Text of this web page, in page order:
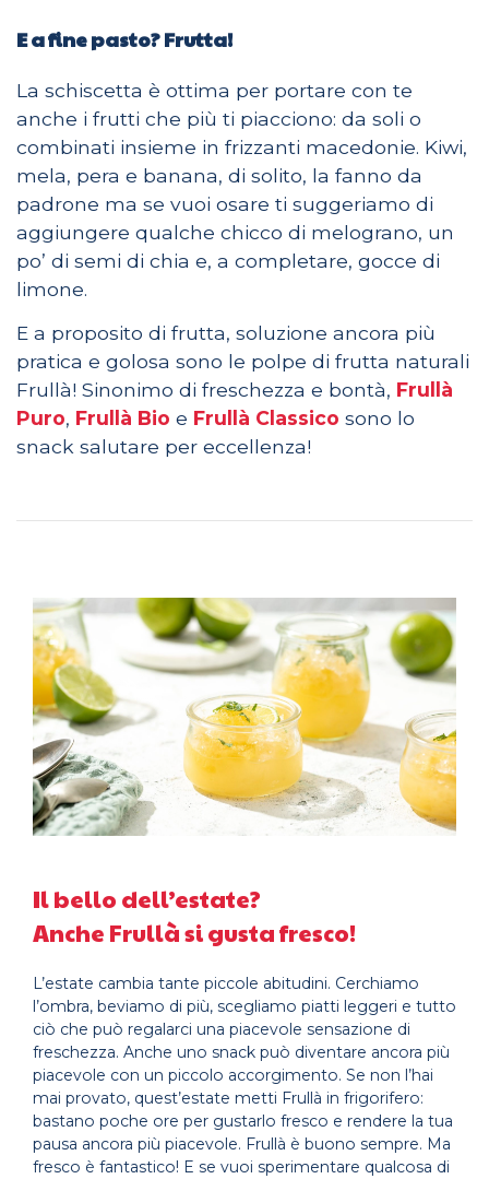
E a fine pasto? Frutta!
La schiscetta è ottima per portare con te
anche i frutti che più ti piacciono: da soli o
combinati insieme in frizzanti macedonie. Kiwi,
mela, pera e banana, di solito, la fanno da
padrone ma se vuoi osare ti suggeriamo di
aggiungere qualche chicco di melograno, un
po’ di semi di chia e, a completare, gocce di
limone.
E a proposito di frutta, soluzione ancora più
pratica e golosa sono le polpe di frutta naturali
Frullà! Sinonimo di freschezza e bontà, Frullà
Puro, Frullà Bio e Frullà Classico sono lo
snack salutare per eccellenza!
Il bello dell’estate?
Anche Frullà si gusta fresco!
L’estate cambia tante piccole abitudini. Cerchiamo
l’ombra, beviamo di più, scegliamo piatti leggeri e tutto
ciò che può regalarci una piacevole sensazione di
freschezza. Anche uno snack può diventare ancora più
piacevole con un piccolo accorgimento. Se non l’hai
mai provato, quest’estate metti Frullà in frigorifero:
bastano poche ore per gustarlo fresco e rendere la tua
pausa ancora più piacevole. Frullà è buono sempre. Ma
fresco è fantastico! E se vuoi sperimentare qualcosa di